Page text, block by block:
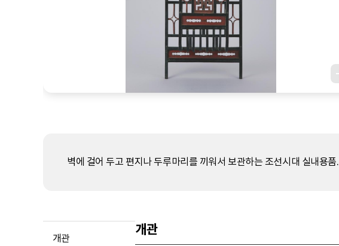
벽에 걸어 두고 편지나 두루마리를 끼워서 보관하는 조선시대 실내용품.
개관
개관